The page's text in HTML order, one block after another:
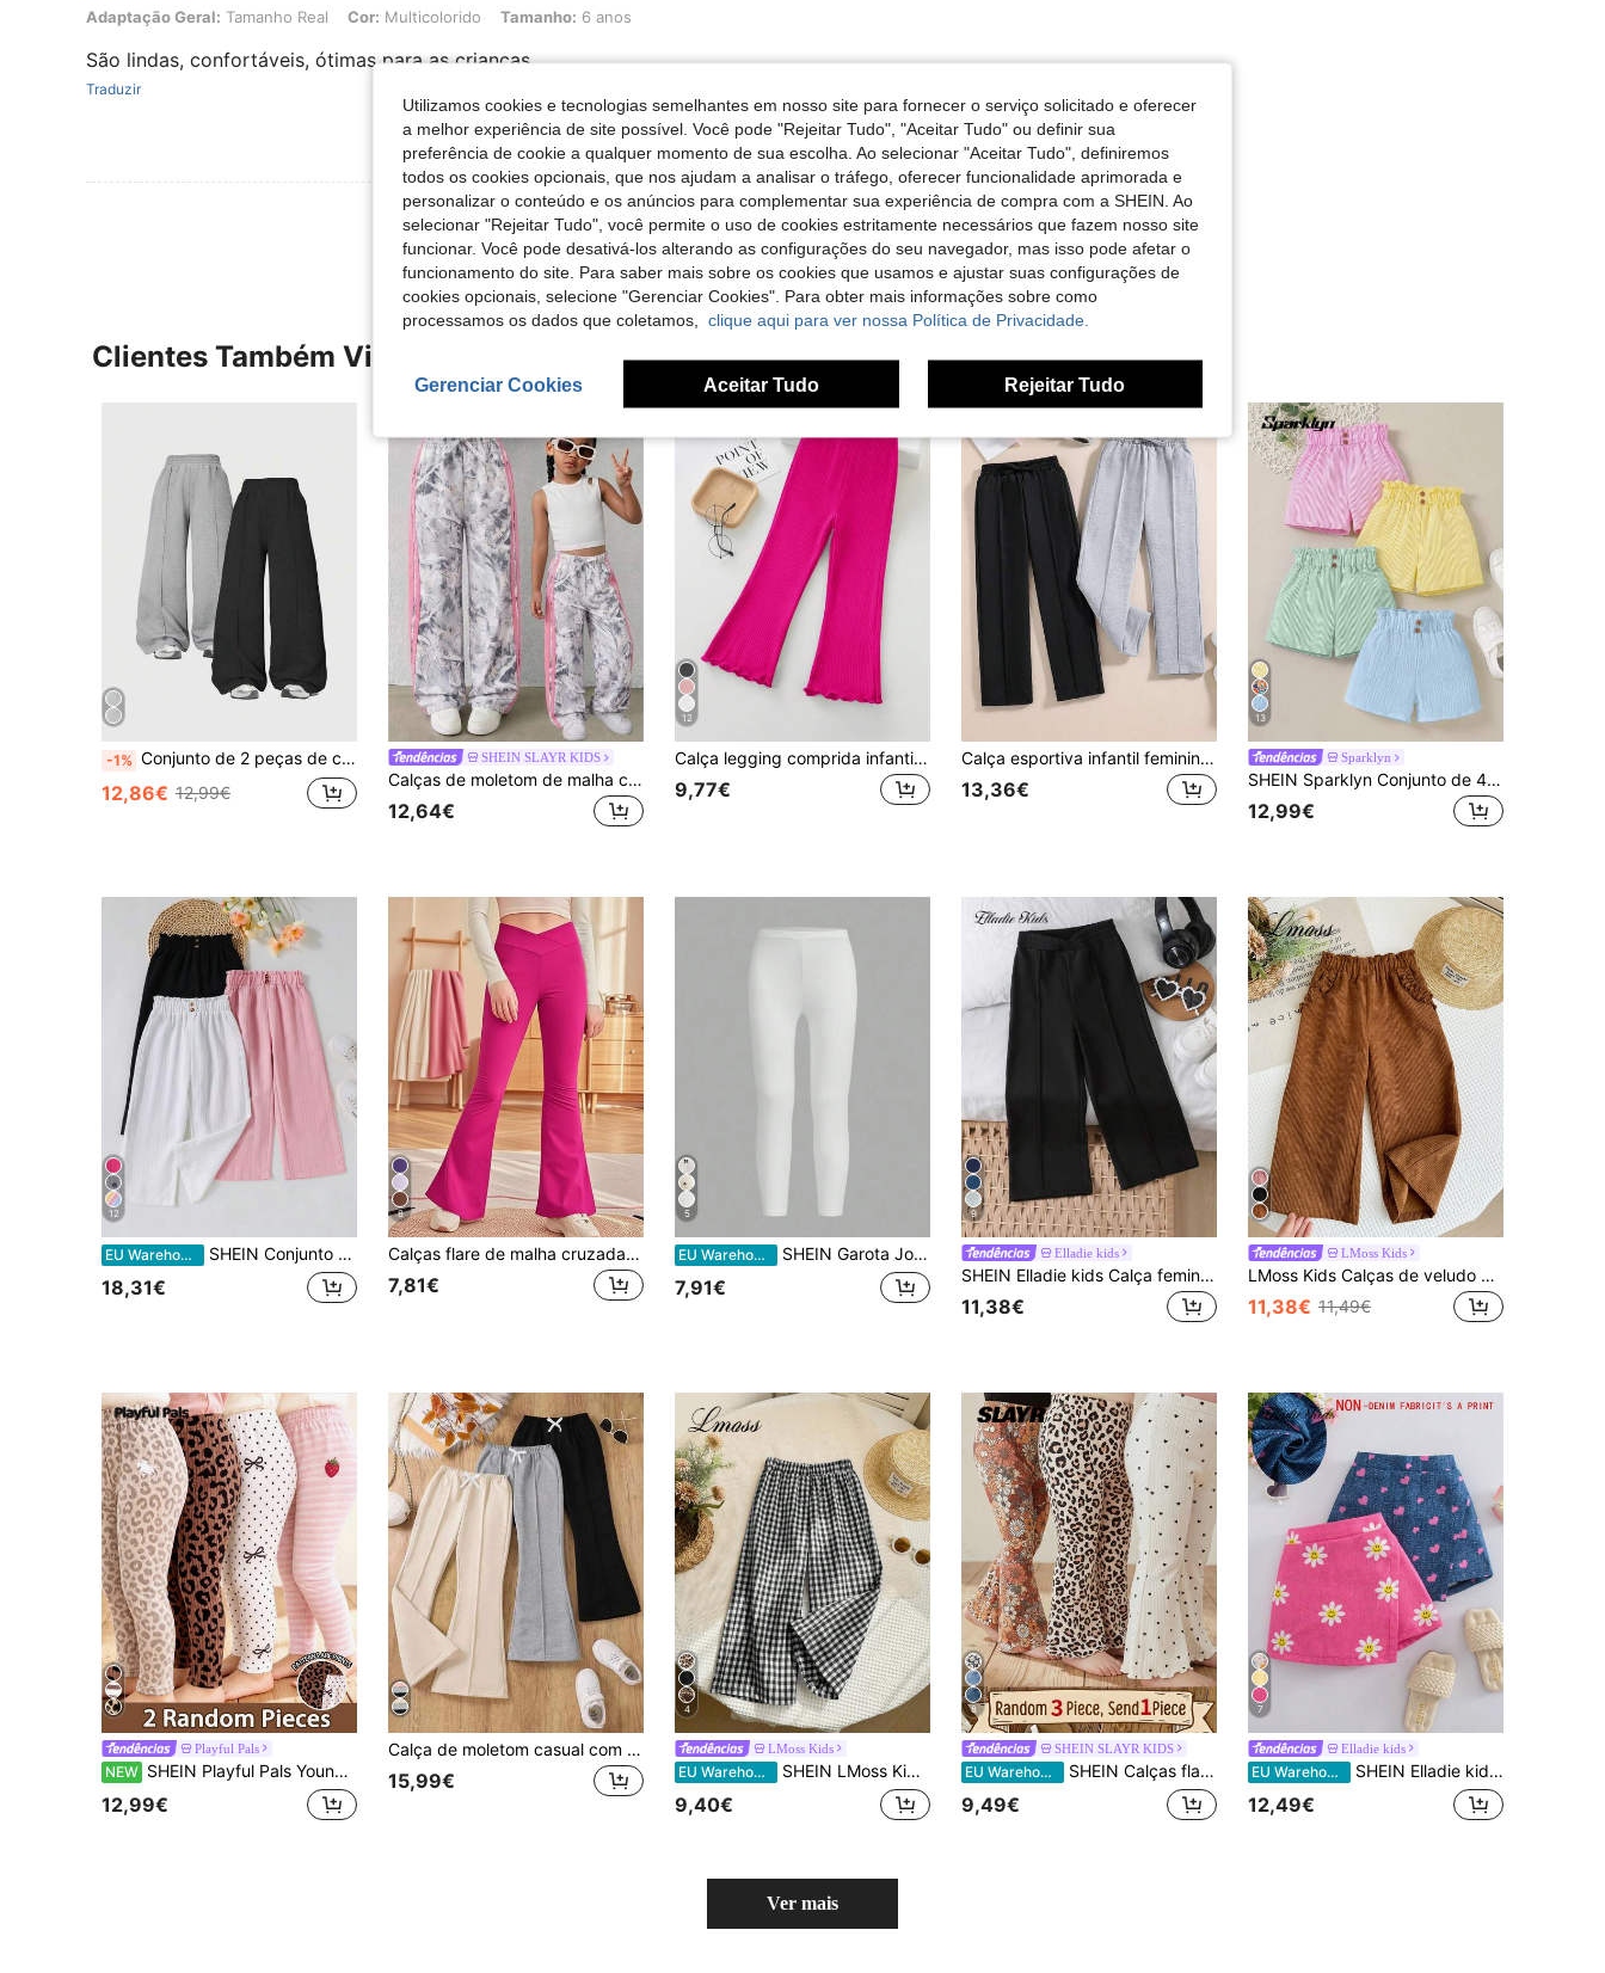
Adaptação Geral: Tamanho Real, Cor: Multicolorido, Tamanho: 6 anos
Adaptação Geral: Tamanho Real Cor: Multicolorido Tamanho: 6 anos
São lindas, confortáveis, ótimas para as crianças
Traduzir
Útil (0)
Ver Mais Avaliações
Clientes Também Visitaram
-1% Conjunto de 2 peças de calças casuais soltas de perna reta, estilo streetwear para meninas, cor sólida
12,86€ 12,99€
SHEIN SLAYR KIDS
Calças de moletom de malha com estampa de folhas cinzentas e patchwork, cós rosa, para rapariga/raparigas jovens, roupa de outono
12,64€
12
Calça legging comprida infantil feminina, lisa, com textura canelada vertical, alta elasticidade e confortável, modelo princesa. Novidade para a primavera/verão. Calça feminina casual de pernas largas, cintura alta e modelagem flare com babados elásticos.
9,77€
Calça esportiva infantil feminina com detalhe de costura na cintura e laço
13,36€
13
Sparklyn
SHEIN Sparklyn Conjunto de 4 Shorts de Verão para Rapariga Jovem, Às Riscas, Cintura Elástica, Corte Largo, Back to School
12,99€
12
EU Warehouse SHEIN Conjunto de 3 peças para meninas, calças casuais confortáveis de pernas largas, ideais para primavera e outono. Elegantes para o outono/inverno.
18,31€
8
Calças flare de malha cruzada de cintura alta para meninas, leggings infantis de ioga para o outono, calças compridas flare, calças esportivas para atividades ao ar livre
7,81€
5
EU Warehouse SHEIN Garota Jovem Sólido Perneiras
7,91€
9
Elladie kids
SHEIN Elladie kids Calça feminina de perna larga sólida para uso diário
11,38€
LMoss Kids
LMoss Kids Calças de veludo cotelê de perna larga para meninas, casuais e soltas
11,38€ 11,49€
Playful Pals
NEW SHEIN Playful Pals YoungGirl Leggings Casuais Minimalistas com Estampa de Leopardo, Riscas e Laço, Caixa Surpresa 4 peças/conjunto, envio aleatório de 2 peças
12,99€
Calça de moletom casual com cintura elástica e perna larga para meninas
15,99€
4
LMoss Kids
EU Warehouse SHEIN LMoss Kids Calça casual solta xadrez LMoss Young Girl
9,40€
8
SHEIN SLAYR KIDS
EU Warehouse SHEIN Calças flare casuais e confortáveis de cintura média com estampado floral para rapariga jovem, adequadas para a escola, regresso às aulas, desporto e lazer
9,49€
7
Elladie kids
EU Warehouse SHEIN Elladie kids Conjunto de 2 peças para meninas com shorts assimétricos estampados com girassóis, corações e rostos em estilo jeans, nas cores azul e rosa, perfeitos para passeios de verão.
12,49€
Ver mais
Utilizamos cookies e tecnologias semelhantes em nosso site para fornecer o serviço solicitado e oferecer
a melhor experiência de site possível. Você pode "Rejeitar Tudo", "Aceitar Tudo" ou definir sua
preferência de cookie a qualquer momento de sua escolha. Ao selecionar "Aceitar Tudo", definiremos
todos os cookies opcionais, que nos ajudam a analisar o tráfego, oferecer funcionalidade aprimorada e
personalizar o conteúdo e os anúncios para complementar sua experiência de compra com a SHEIN. Ao
selecionar "Rejeitar Tudo", você permite o uso de cookies estritamente necessários que fazem nosso site
funcionar. Você pode desativá-los alterando as configurações do seu navegador, mas isso pode afetar o
funcionamento do site. Para saber mais sobre os cookies que usamos e ajustar suas configurações de
cookies opcionais, selecione "Gerenciar Cookies". Para obter mais informações sobre como
processamos os dados que coletamos, clique aqui para ver nossa Política de Privacidade.
Gerenciar Cookies Aceitar Tudo Rejeitar Tudo